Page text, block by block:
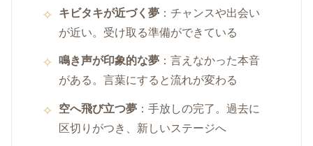
キビタキが近づく夢 ：チャンスや出会い
が近い。受け取る準備ができている
鳴き声が印象的な夢 ：言えなかった本音
がある。言葉にすると流れが変わる
空へ飛び立つ夢 ：手放しの完了。過去に
区切りがつき、新しいステージへ